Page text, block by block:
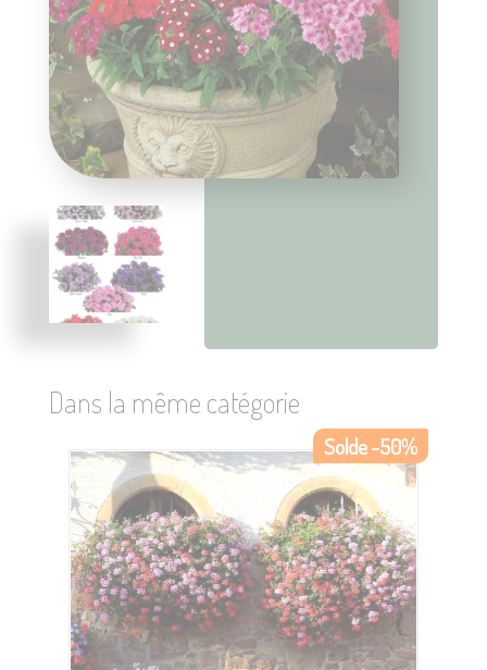
Dans la même catégorie
Solde -50%